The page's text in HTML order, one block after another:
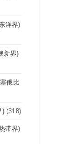
洋界)
新界)
俄比
) (318)
带界)